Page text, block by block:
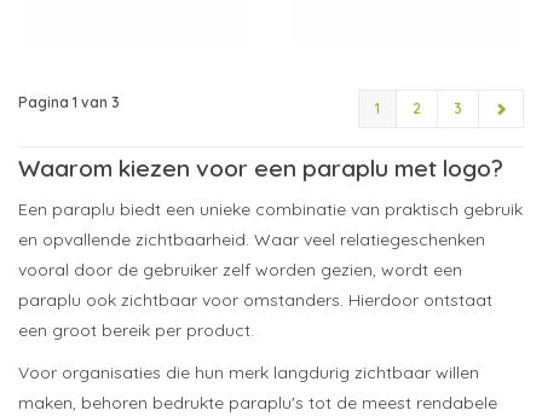
Pagina 1 van 3 1 2 3
Waarom kiezen voor een paraplu met logo?
Een paraplu biedt een unieke combinatie van praktisch gebruik
en opvallende zichtbaarheid. Waar veel relatiegeschenken
vooral door de gebruiker zelf worden gezien, wordt een
paraplu ook zichtbaar voor omstanders. Hierdoor ontstaat
een groot bereik per product.
Voor organisaties die hun merk langdurig zichtbaar willen
maken, behoren bedrukte paraplu's tot de meest rendabele